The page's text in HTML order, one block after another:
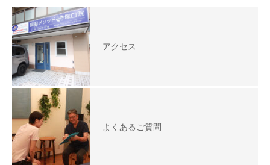
アクセス
よくあるご質問